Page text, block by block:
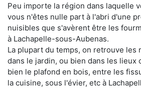
Peu importe la région dans laquelle
vous n'êtes nulle part à l'abri d'une
nuisibles que s'avèrent être les
à Lachapelle-sous-Aubenas.
La plupart du temps, on retrouve les
dans le jardin, ou bien dans les lieux
bien le plafond en bois, entre les
la cuisine, sous l'évier, etc à